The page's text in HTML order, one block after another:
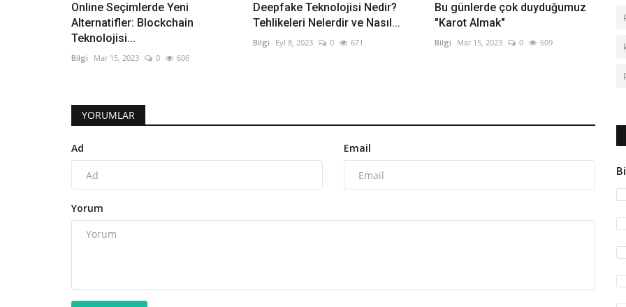
Online Seçimlerde Yeni
Alternatifler: Blockchain
Teknolojisi...
Bilgi Mar 15, 2023 0 606
Deepfake Teknolojisi Nedir?
Tehlikeleri Nelerdir ve Nasıl...
Bilgi Eyl 8, 2023 0 671
Bu günlerde çok duyduğumuz
"Karot Almak"
Bilgi Mar 15, 2023 0 609
YORUMLAR
Ad Email
Yorum